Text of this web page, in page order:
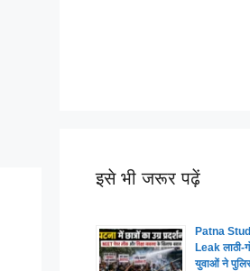
इसे भी जरूर पढ़ें
Patna
Leak लाठी-
युवाओं ने